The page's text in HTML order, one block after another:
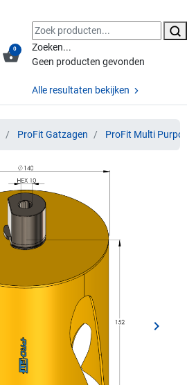
shopping_basket
0
Zoeken...
Geen producten gevonden
Alle resultaten bekijken
ProFit Gatzagen ProFit Multi
keyboard_arrow_right